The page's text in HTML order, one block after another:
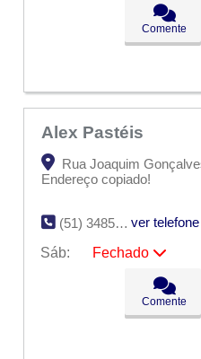
09:00 - 18:00
09:00 - 18:00
Fechado
Comente
Alex Pastéis
Rua Joaquim
Endereço copiado!
(51) 3485-5713
ver telefone
Sáb:
Fechado
09:00 - 18:00
09:00 - 18:00
09:00 - 18:00
Comente